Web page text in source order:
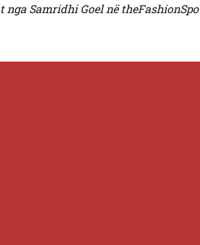
Samridhi Goel në